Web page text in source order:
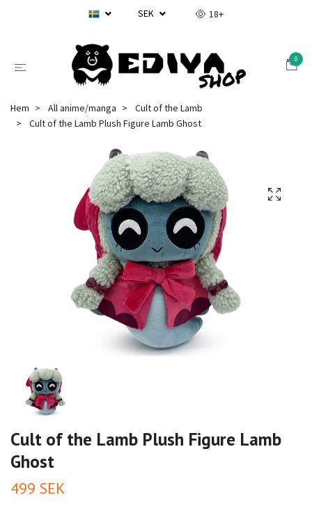
SEK 18+
0
Hem All anime/manga
Cult of the Lamb
Cult of the Lamb Plush Figure Lamb Ghost
Cult of the Lamb Plush Figure Lamb
Ghost
499 SEK